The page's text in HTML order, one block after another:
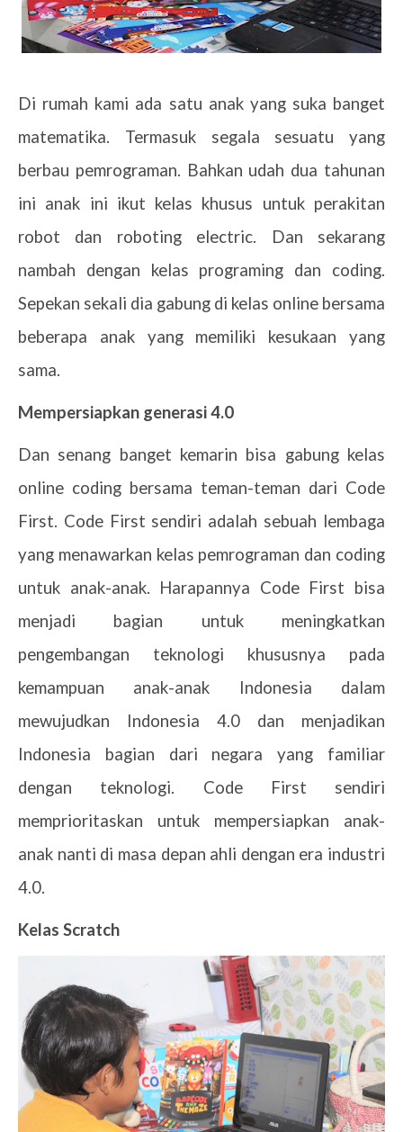
Di rumah kami ada satu anak yang suka banget
matematika. Termasuk segala sesuatu yang
berbau pemrograman. Bahkan udah dua tahunan
ini anak ini ikut kelas khusus untuk perakitan
robot dan roboting electric. Dan sekarang
nambah dengan kelas programing dan coding.
Sepekan sekali dia gabung di kelas online bersama
beberapa anak yang memiliki kesukaan yang
sama.
Mempersiapkan generasi 4.0
Dan senang banget kemarin bisa gabung kelas
online coding bersama teman-teman dari Code
First. Code First sendiri adalah sebuah lembaga
yang menawarkan kelas pemrograman dan coding
untuk anak-anak. Harapannya Code First bisa
menjadi bagian untuk meningkatkan
pengembangan teknologi khususnya pada
kemampuan anak-anak Indonesia dalam
mewujudkan Indonesia 4.0 dan menjadikan
Indonesia bagian dari negara yang familiar
dengan teknologi. Code First sendiri
memprioritaskan untuk mempersiapkan anak-
anak nanti di masa depan ahli dengan era industri
4.0.
Kelas Scratch